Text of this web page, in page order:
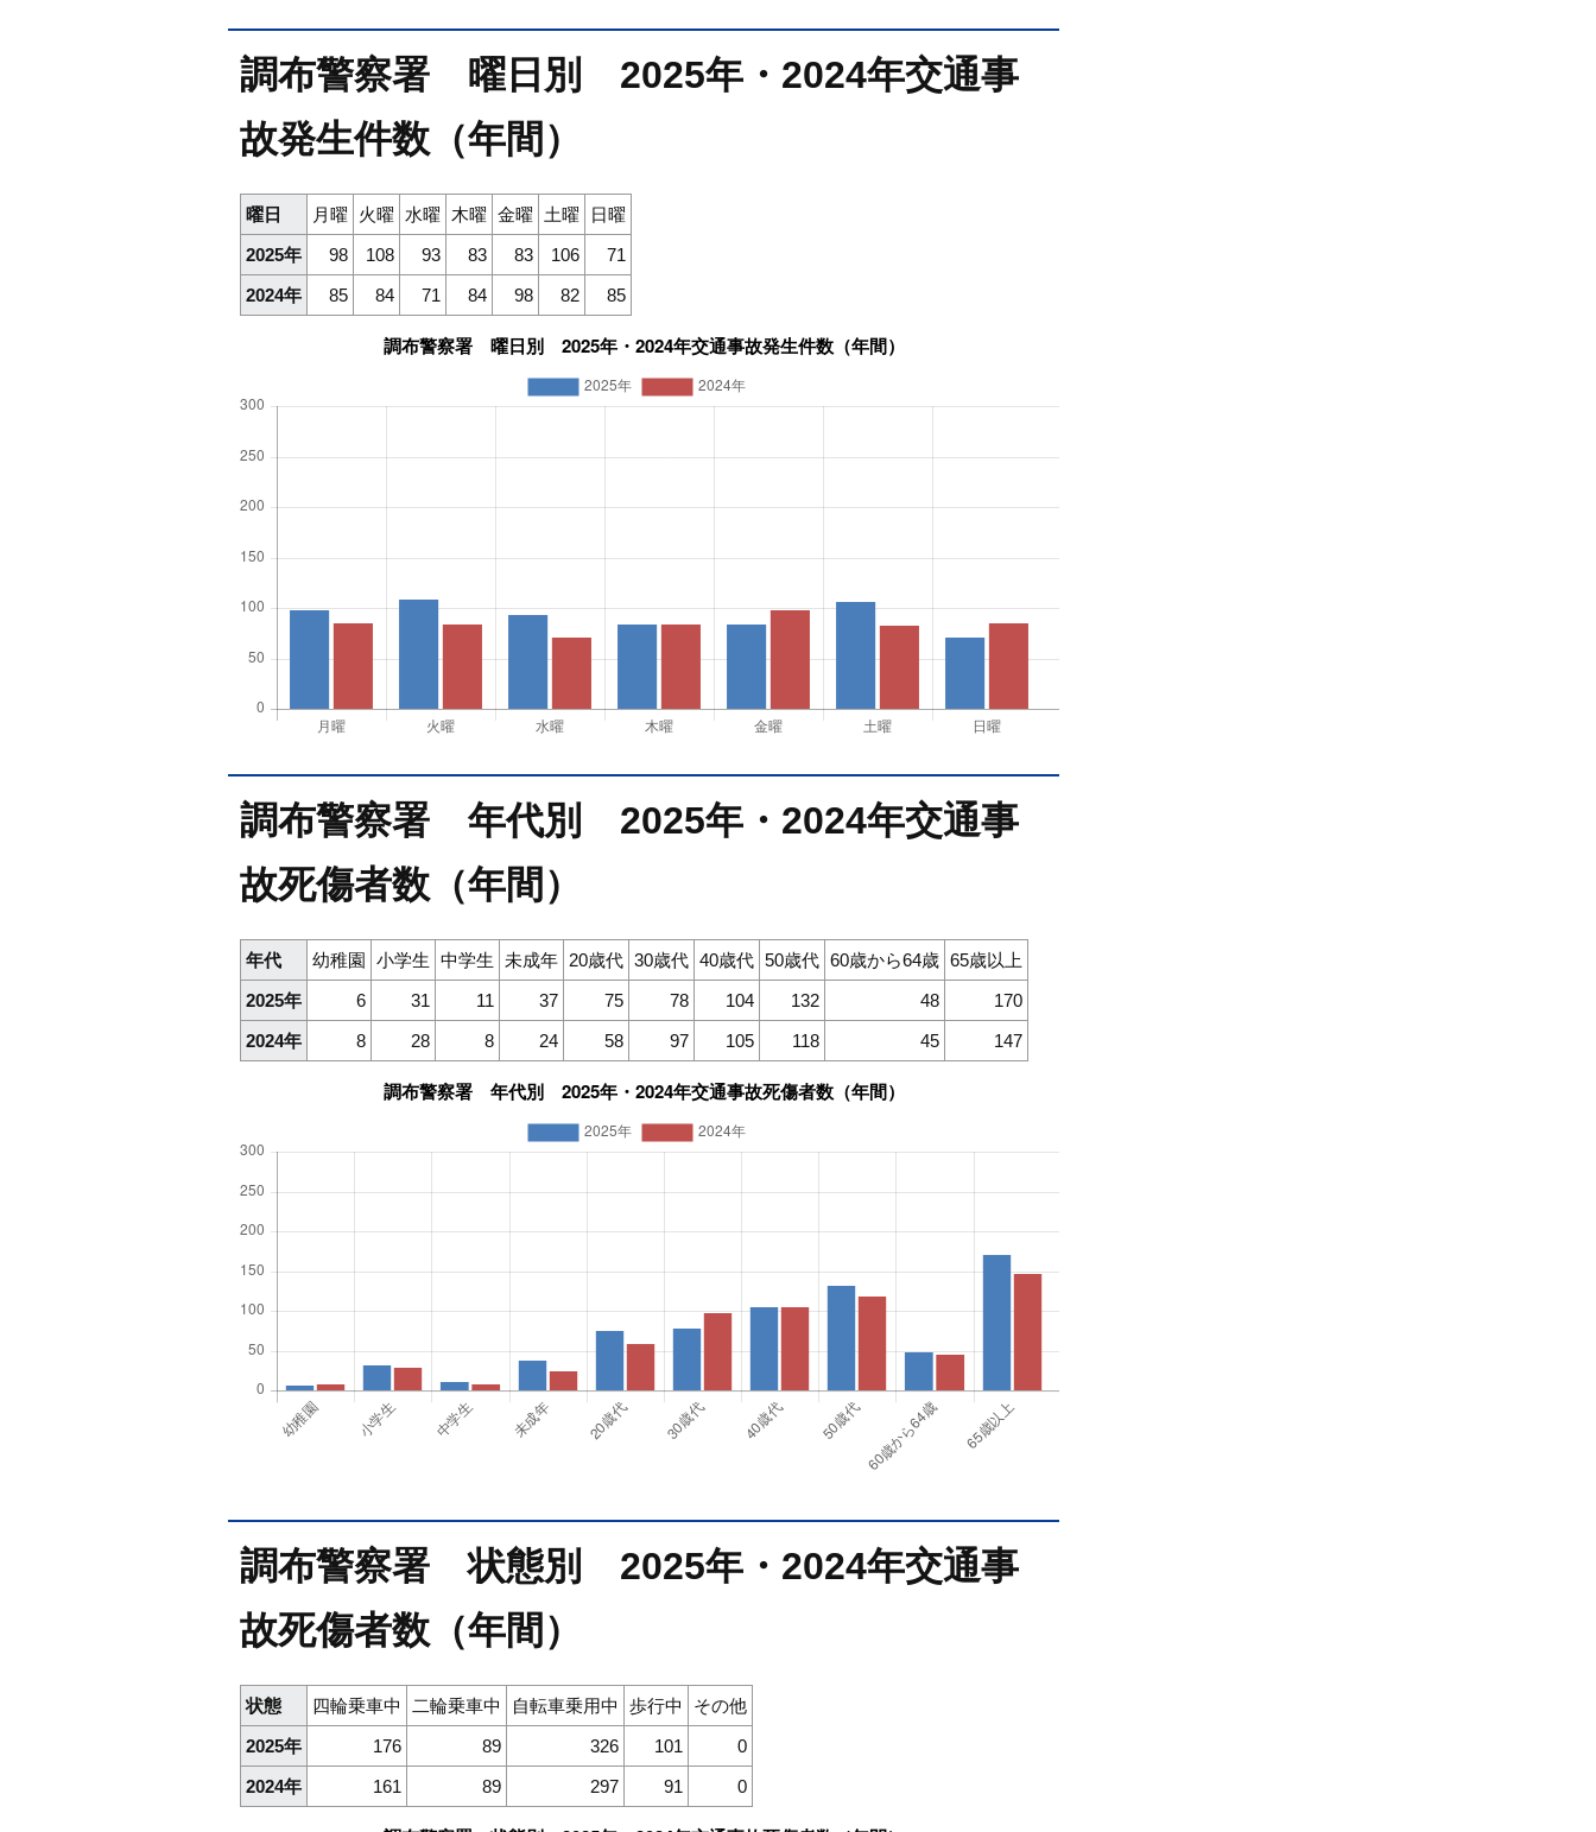
調布警察署 曜日別 2025年・2024年交通事
故発生件数（年間）
曜日 月曜 火曜 水曜 木曜 金曜 土曜
日曜
2025年
98 108 93 83 83 106
71
2024年
85 84 71 84 98 82 85
調布警察署 年代別 2025年・2024年交通事
故死傷者数（年間）
年代 幼稚園 小学生 中学生 未成年 20歳代 30歳代 40歳代 50歳代 60歳から64歳 65歳以上
2025年
6 31 11 37 75 78 104 132 48
170
2024年
8 28 8 24 58 97 105 118 45 147
調布警察署 状態別 2025年・2024年交通事
故死傷者数（年間）
状態 四輪乗車中 二輪乗車中 自転車乗用中 歩行中
その他
2025年
176 89 326 101
0
2024年
161 89 297 91 0